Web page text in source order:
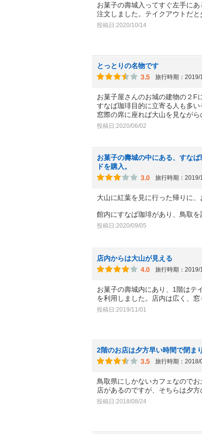
お菓子の壽城入ってすぐ左手に
注文しました。テイクアウトだと
投稿日:2020/10/14
とっとりの名物です
3.5
旅行時期：2019/
お菓子屋さんのお城の建物の２F
すなば珈琲目的に立寄る人も多い
窓際の席に座れば大山を見ながら
投稿日:2020/06/02
お菓子の壽城の中にある、すな
ドを購入。
3.0
旅行時期：2019/
大山に紅葉を見に行った帰りに
館内にすなば珈琲があり、鳥取を
投稿日:2020/09/05
店内からは大山が見える
4.0
旅行時期：2019/
お菓子の壽城内にあり、1階はテ
を利用しました。店内は広く、
投稿日:2019/11/01
2階のお店は夕方早い時間で閉ま
3.5
旅行時期：2018/
鳥取県にしかないカフェなので
店があるのですが、そちらは夕
投稿日:2018/08/24